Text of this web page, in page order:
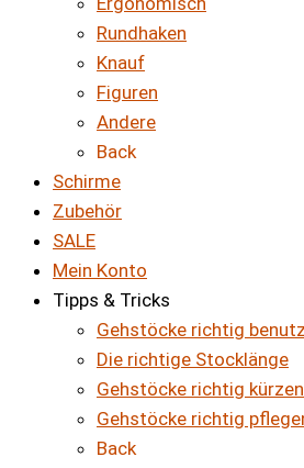
Rundhaken
Knauf
Figuren
Andere
Back
Schirme
Zubehör
SALE
Mein Konto
Tipps & Tricks
Gehstöcke richtig
Die richtige Stocklänge
Gehstöcke richtig kürzen
Gehstöcke richtig
Back